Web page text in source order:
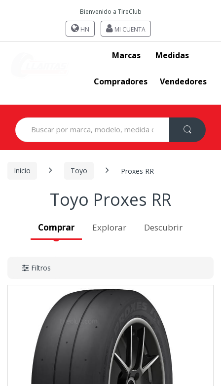
Bienvenido a TireClub
HN MI CUENTA
Marcas Medidas
Compradores Vendedores
Search
for:
Inicio Toyo Proxes RR
Toyo Proxes RR
Comprar Explorar Descubrir
Filtros